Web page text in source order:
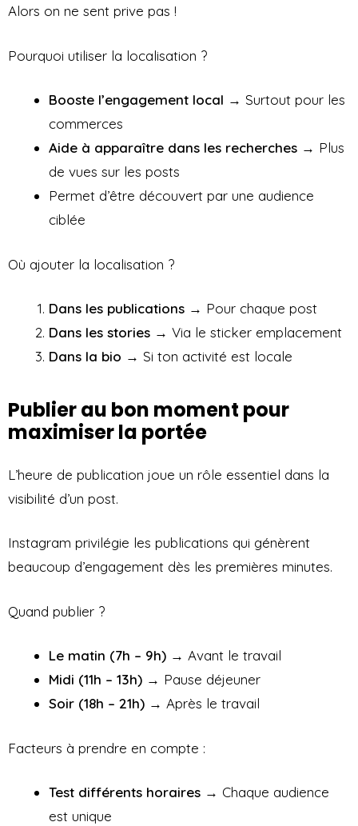
Alors on ne sent prive pas !
Pourquoi utiliser la localisation ?
Booste l’engagement local → Surtout pour les
commerces
Aide à apparaître dans les recherches → Plus
de vues sur les posts
Permet d’être découvert par une audience
ciblée
Où ajouter la localisation ?
Dans les publications → Pour chaque post
Dans les stories → Via le sticker emplacement
Dans la bio → Si ton activité est locale
Publier au bon moment pour
maximiser la portée
L’heure de publication joue un rôle essentiel dans la
visibilité d’un post.
Instagram privilégie les publications qui génèrent
beaucoup d’engagement dès les premières minutes.
Quand publier ?
Le matin (7h – 9h) → Avant le travail
Midi (11h – 13h) → Pause déjeuner
Soir (18h – 21h) → Après le travail
Facteurs à prendre en compte :
Test différents horaires → Chaque audience
est unique